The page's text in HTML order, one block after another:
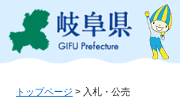
ジ
ュ
このペー
トップページ > 入札・公売